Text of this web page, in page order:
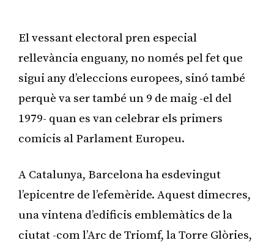
El vessant electoral pren especial
rellevància enguany, no només pel fet que
sigui any d’eleccions europees, sinó també
perquè va ser també un 9 de maig -el del
1979- quan es van celebrar els primers
comicis al Parlament Europeu.
A Catalunya, Barcelona ha esdevingut
l’epicentre de l’efemèride. Aquest dimecres,
una vintena d’edificis emblemàtics de la
ciutat -com l’Arc de Triomf, la Torre Glòries,